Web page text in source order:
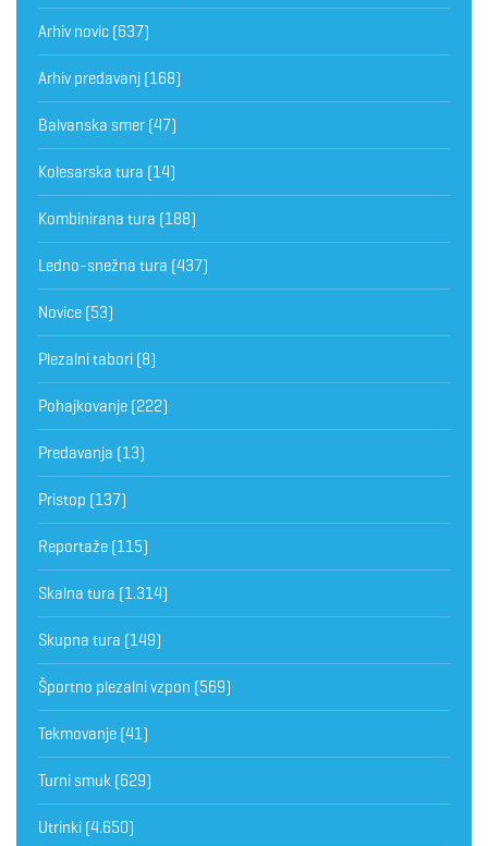
Arhiv novic (637)
Arhiv predavanj (168)
Balvanska smer (47)
Kolesarska tura (14)
Kombinirana tura (188)
Ledno-snežna tura (437)
Novice (53)
Plezalni tabori (8)
Pohajkovanje (222)
Predavanja (13)
Pristop (137)
Reportaže (115)
Skalna tura (1.314)
Skupna tura (149)
Športno plezalni vzpon (569)
Tekmovanje (41)
Turni smuk (629)
Utrinki (4.650)